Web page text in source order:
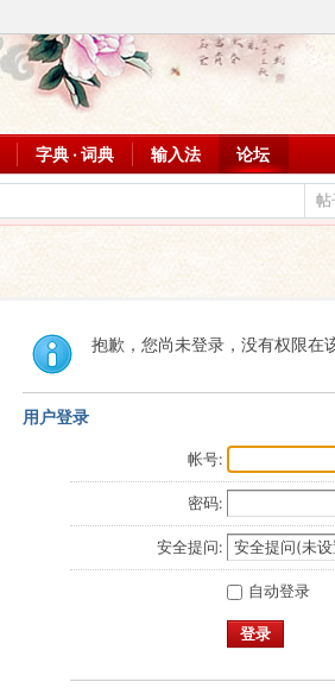
字典 · 词典 输入法 论坛
帖
抱歉，您尚未登录，没有权限在
用户登录
帐号:
密码:
安全提问:
自动登录
登录